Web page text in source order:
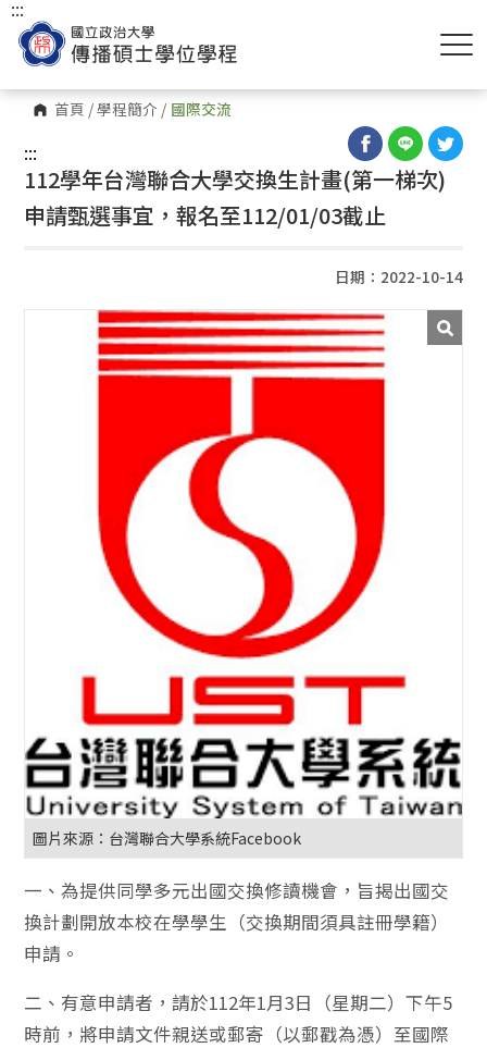
首頁 /學程簡介 / 國際交流
:::
:::
112學年台灣聯合大學交換生計畫(第一梯次)
申請甄選事宜，報名至112/01/03截止
日期：2022-10-14
圖片來源：台灣聯合大學系統Facebook
一、為提供同學多元出國交換修讀機會，旨揭出國交
換計劃開放本校在學學生（交換期間須具註冊學籍）
申請。
二、有意申請者，請於112年1月3日（星期二）下午5
時前，將申請文件親送或郵寄（以郵戳為憑）至國際